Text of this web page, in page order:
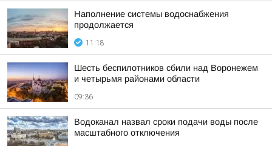
Наполнение системы водоснабжения
продолжается
11:18
Шесть беспилотников сбили над Воронежем
и четырьмя районами области
09:36
Водоканал назвал сроки подачи воды после
масштабного отключения